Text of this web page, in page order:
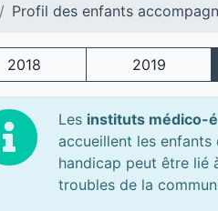
Profil des enfants
2018 2019
Les instituts médico-
accueillent les
handicap peut être lié
troubles de la